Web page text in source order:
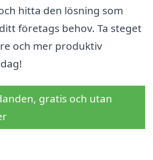
hitta den lösning som
företags behov. Ta steget
och mer produktiv
gratis och utan